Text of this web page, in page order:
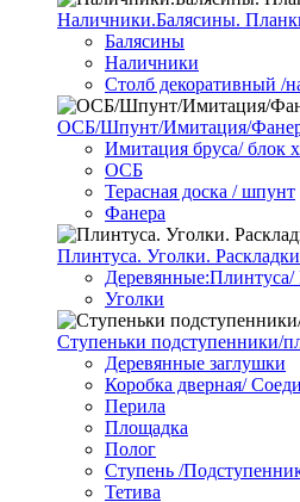
Наличники.Балясины.
Балясины
Наличники
Столб декоративный /
ОСБ/Шпунт/Имитация/
Имитация бруса/ блок
ОСБ
Терасная доска / шпунт
Фанера
Плинтуса. Уголки. Раскладки
Деревянные:Плинтуса/
Уголки
Ступеньки подступенники/
Деревянные заглушки
Коробка дверная/
Перила
Площадка
Полог
Ступень /
Тетива